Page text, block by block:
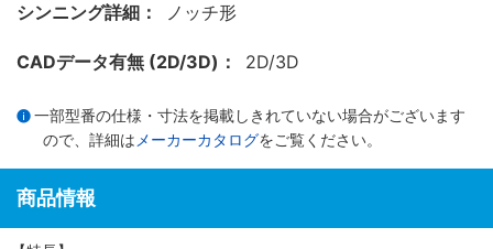
シンニング詳細： ノッチ形
CADデータ有無 (2D/3D)： 2D/3D
一部型番の仕様・寸法を掲載しきれていない場合がございます
ので、詳細は メーカーカタログをご覧ください。
商品情報